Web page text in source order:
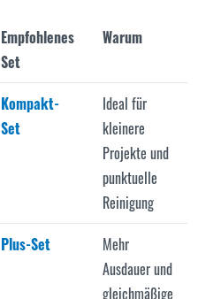
Empfohlenes
Set
Warum
Kompakt-
Set
Ideal für
kleinere
Projekte und
punktuelle
Reinigung
Plus-Set
Mehr
Ausdauer und
gleichmäßige